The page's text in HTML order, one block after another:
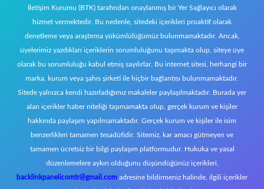
İletişim Kurumu (BTK) tarafından onaylanmış bir Yer Sağlayıcı olarak
hizmet vermektedir. Bu nedenle, sitedeki içerikleri proaktif olarak
denetleme veya araştırma yükümlülüğümüz bulunmamaktadır. Ancak,
üyelerimiz yazdıkları içeriklerin sorumluluğunu taşımakta olup, siteye üye
olarak bu sorumluluğu kabul etmiş sayılırlar. Bu internet sitesi, herhangi bir
marka, kurum veya şahıs şirketi ile hiçbir bağlantısı bulunmamaktadır.
Sitede yalnızca kendi hazırladığımız makaleler paylaşılmaktadır. Burada yer
alan içerikler haber niteliği taşımamakta olup, gerçek kurum ve kişiler
hakkında paylaşım yapılmamaktadır. Gerçek kurum ve kişiler ile isim
benzerlikleri tamamen tesadüfidir. Sitemiz, kar amacı gütmeyen ve
tamamen ücretsiz bir bilgi paylaşım platformudur. Hukuka ve yasal
düzenlemelere aykırı olduğunu düşündüğünüz içerikleri,
backlinkpanelicomtr@gmail.com adresine bildirmeniz halinde, ilgili içerikler